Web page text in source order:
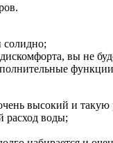
солидно;
вы не
высокий и такую
расход воды;